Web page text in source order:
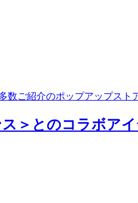
ご紹介のポップアップスト
＞とのコラボア